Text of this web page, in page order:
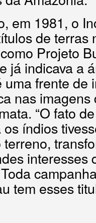
em 1981, o
de terras
Projeto
já indicava a
frente de
nas
“O fato
índios
interesses
tem esses